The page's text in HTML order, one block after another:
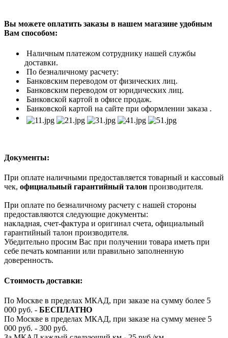
Вы можете оплатить заказы в нашем магазине удобным
Вам способом:
Наличным платежом сотруднику нашей службы
доставки.
По безналичному расчету:
Банковским переводом от физических лиц.
Банковским переводом от юридических лиц.
Банковской картой в офисе продаж.
Банковской картой на сайте при оформлении заказа .
Документы:
При оплате наличными предоставляется товарный и кассовый
чек, официальный гарантийный талон производителя.
При оплате по безналичному расчету с нашей стороны
предоставляются следующие документы:
накладная, счет-фактура и оригинал счета, официальный
гарантийный талон производителя.
Убедительно просим Вас при получении товара иметь при
себе печать компании или правильно заполненную
доверенность.
Стоимость доставки:
По Москве в пределах МКАД, при заказе на сумму более 5
000 руб. - БЕСПЛАТНО
По Москве в пределах МКАД, при заказе на сумму менее 5
000 руб. - 300 руб.